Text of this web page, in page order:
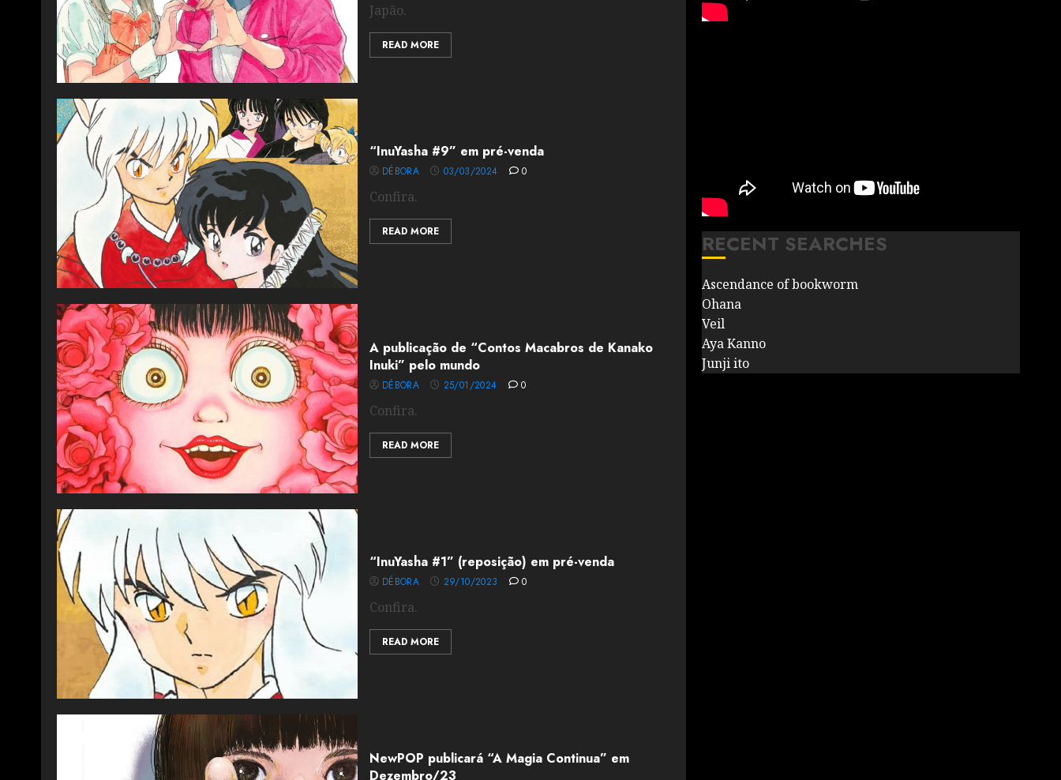
Japão.
READ MORE
“InuYasha #9” em pré-venda
DÉBORA 03/03/2024 0
Confira.
READ MORE
A publicação de “Contos Macabros de Kanako
Inuki” pelo mundo
DÉBORA 25/01/2024 0
Confira.
READ MORE
“InuYasha #1” (reposição) em pré-venda
DÉBORA 29/10/2023 0
Confira.
READ MORE
NewPOP publicará “A Magia Continua” em
Dezembro/23
RECENT SEARCHES
Ascendance of bookworm
Ohana
Veil
Aya Kanno
Junji ito